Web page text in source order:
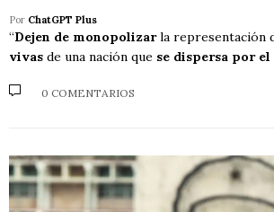
Por ChatGPT Plus
“Dejen de monopolizarla representación
vivas de una nación que se dispersa por el
0 COMENTARIOS